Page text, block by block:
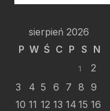
sierpień 2026
P W Ś C P S N
1
2
3
4 5 6 7 8 9
10 11 12 13 14 15 16